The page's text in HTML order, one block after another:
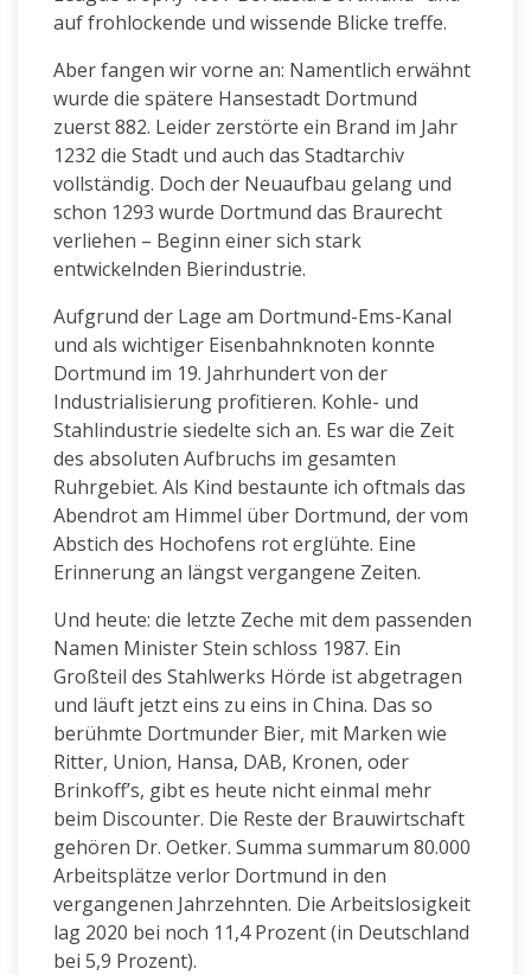
auf frohlockende und wissende Blicke treffe.
Aber fangen wir vorne an: Namentlich erwähnt
wurde die spätere Hansestadt Dortmund
zuerst 882. Leider zerstörte ein Brand im Jahr
1232 die Stadt und auch das Stadtarchiv
vollständig. Doch der Neuaufbau gelang und
schon 1293 wurde Dortmund das Braurecht
verliehen – Beginn einer sich stark
entwickelnden Bierindustrie.
Aufgrund der Lage am Dortmund-Ems-Kanal
und als wichtiger Eisenbahnknoten konnte
Dortmund im 19. Jahrhundert von der
Industrialisierung profitieren. Kohle- und
Stahlindustrie siedelte sich an. Es war die Zeit
des absoluten Aufbruchs im gesamten
Ruhrgebiet. Als Kind bestaunte ich oftmals das
Abendrot am Himmel über Dortmund, der vom
Abstich des Hochofens rot erglühte. Eine
Erinnerung an längst vergangene Zeiten.
Und heute: die letzte Zeche mit dem passenden
Namen Minister Stein schloss 1987. Ein
Großteil des Stahlwerks Hörde ist abgetragen
und läuft jetzt eins zu eins in China. Das so
berühmte Dortmunder Bier, mit Marken wie
Ritter, Union, Hansa, DAB, Kronen, oder
Brinkoff’s, gibt es heute nicht einmal mehr
beim Discounter. Die Reste der Brauwirtschaft
gehören Dr. Oetker. Summa summarum 80.000
Arbeitsplätze verlor Dortmund in den
vergangenen Jahrzehnten. Die Arbeitslosigkeit
lag 2020 bei noch 11,4 Prozent (in Deutschland
bei 5,9 Prozent).